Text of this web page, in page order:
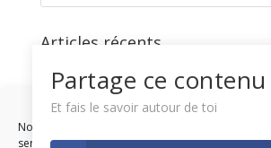
Nous utilisons des cookies pour optimiser notre
service.
Articles récents
Fête de l’Interco
Fête des plantes
Partage ce contenu
Et fais le savoir autour de toi